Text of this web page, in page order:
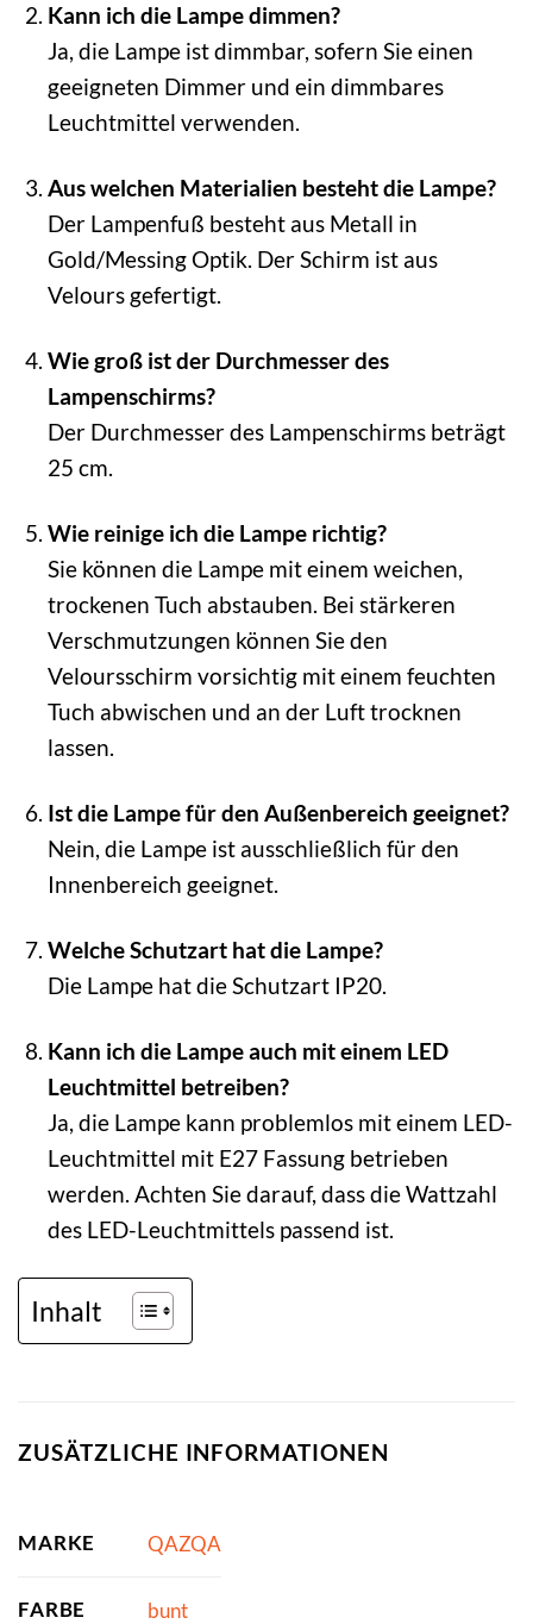
Kann ich die Lampe dimmen?
Ja, die Lampe ist dimmbar, sofern Sie einen
geeigneten Dimmer und ein dimmbares
Leuchtmittel verwenden.
Aus welchen Materialien besteht die Lampe?
Der Lampenfuß besteht aus Metall in
Gold/Messing Optik. Der Schirm ist aus
Velours gefertigt.
Wie groß ist der Durchmesser des
Lampenschirms?
Der Durchmesser des Lampenschirms beträgt
25 cm.
Wie reinige ich die Lampe richtig?
Sie können die Lampe mit einem weichen,
trockenen Tuch abstauben. Bei stärkeren
Verschmutzungen können Sie den
Veloursschirm vorsichtig mit einem feuchten
Tuch abwischen und an der Luft trocknen
lassen.
Ist die Lampe für den Außenbereich geeignet?
Nein, die Lampe ist ausschließlich für den
Innenbereich geeignet.
Welche Schutzart hat die Lampe?
Die Lampe hat die Schutzart IP20.
Kann ich die Lampe auch mit einem LED
Leuchtmittel betreiben?
Ja, die Lampe kann problemlos mit einem LED-
Leuchtmittel mit E27 Fassung betrieben
werden. Achten Sie darauf, dass die Wattzahl
des LED-Leuchtmittels passend ist.
Inhalt
ZUSÄTZLICHE INFORMATIONEN
MARKE QAZQA
FARBE bunt